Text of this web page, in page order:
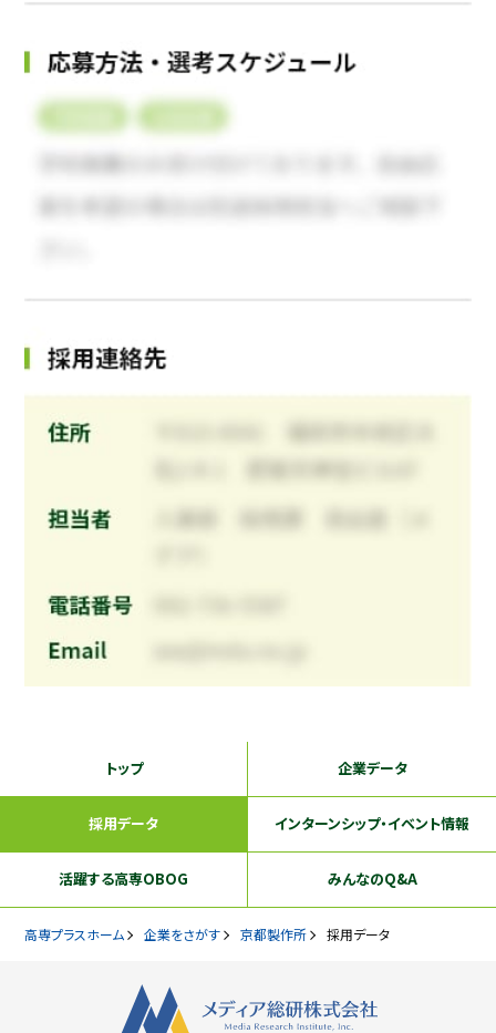
トップ 企業データ
採用データ インターンシップ・イベント情報
活躍する高専OBOG みんなのQ&A
高専プラスホーム 企業をさがす 京都製作所 採用データ